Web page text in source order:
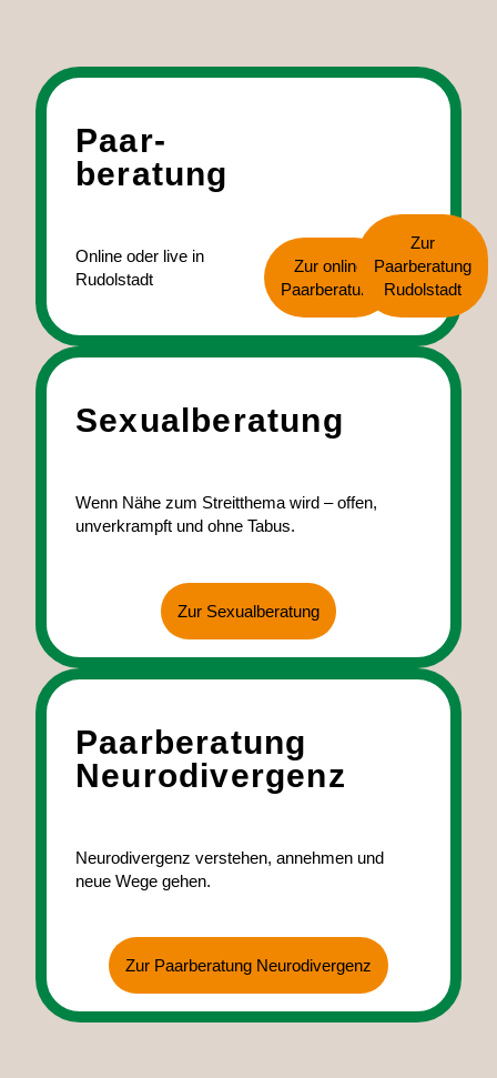
Paar­
beratung
Online oder live in
Rudolstadt
Zur online
Paarberatung
Zur
Paarberatung
Rudolstadt
Sexual­beratung
Wenn Nähe zum Streitthema wird – offen,
unverkrampft und ohne Tabus.
Zur Sexualberatung
Paar­beratung
Neuro­divergenz
Neurodivergenz verstehen, annehmen und
neue Wege gehen.
Zur Paarberatung Neurodivergenz